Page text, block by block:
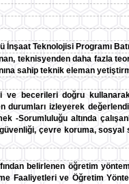
Teknolojisi Programı
teknisyenden daha fazla
sahip teknik eleman
ve becerileri doğru
izleyerek
-Sorumluluğu altında
çevre koruma,
belirlenen öğretim
Faaliyetleri ve Öğretim